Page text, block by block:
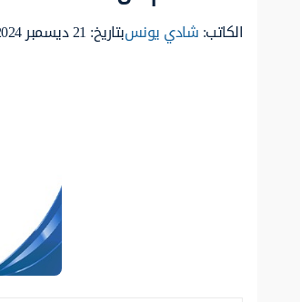
الكاتب:شادي يونسبتاريخ: 21 ديسمبر 2024 , 04:05